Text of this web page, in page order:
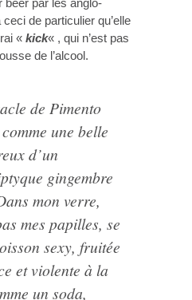
beer par les anglo-
de particulier qu’elle
« kick« , qui n’est pas
de l’alcool.
de Pimento
une belle
d’un
gingembre
mon verre,
mes papilles, se
sexy, fruitée
et violente à la
un soda,